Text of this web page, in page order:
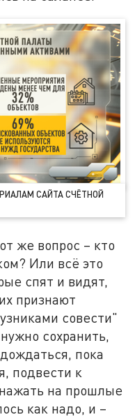
САЙТА СЧЁТНОЙ
же вопрос – кто
Или всё это
спят и видят,
признают
совести"
сохранить,
пока
подвести к
на прошлые
как надо, и –